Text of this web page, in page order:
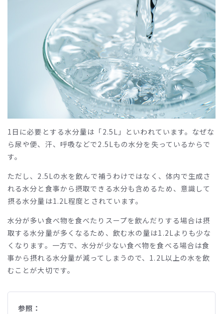
1日に必要とする水分量は「2.5L」といわれています。なぜな
ら尿や便、汗、呼吸などで2.5Lもの水分を失っているからで
す。
ただし、2.5Lの水を飲んで補うわけではなく、体内で生成さ
れる水分と食事から摂取できる水分も含めるため、意識して
摂る水分量は1.2L程度とされています。
水分が多い食べ物を食べたりスープを飲んだりする場合は摂
取する水分量が多くなるため、飲む水の量は1.2Lよりも少な
くなります。一方で、水分が少ない食べ物を食べる場合は食
事から摂れる水分量が減ってしまうので、1.2L以上の水を飲
むことが大切です。
参照：